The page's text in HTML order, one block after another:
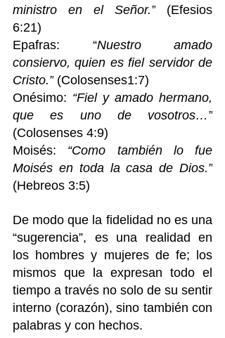
ministro en el Señor.” (Efesios
6:21)
Epafras: “Nuestro amado
consiervo, quien es fiel servidor de
Cristo.” (Colosenses1:7)
Onésimo: “Fiel y amado hermano,
que es uno de vosotros…”
(Colosenses 4:9)
Moisés: “Como también lo fue
Moisés en toda la casa de Dios.”
(Hebreos 3:5)
De modo que la fidelidad no es una
“sugerencia”, es una realidad en
los hombres y mujeres de fe; los
mismos que la expresan todo el
tiempo a través no solo de su sentir
interno (corazón), sino también con
palabras y con hechos.